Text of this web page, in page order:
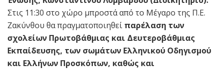
Στις 11:30 στο χώρο μπροστά από το Μέγαρο της Π.Ε.
Ζακύνθου θα πραγματοποιηθεί παρέλαση των
σχολείων Πρωτοβάθμιας και Δευτεροβάθμιας
Εκπαίδευσης, των σωμάτων Ελληνικού Οδηγισμού
και Ελλήνων Προσκόπων, καθώς και